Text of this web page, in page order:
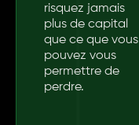
risquez jamais
plus de capital
que ce que vous
pouvez vous
permettre de
perdre.